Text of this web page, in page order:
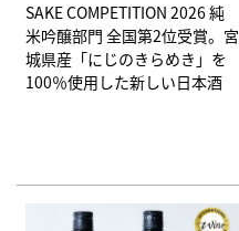
SAKE COMPETITION 2026 純
米吟醸部門 全国第2位受賞。宮
城県産「にじのきらめき」を
100％使用した新しい日本酒